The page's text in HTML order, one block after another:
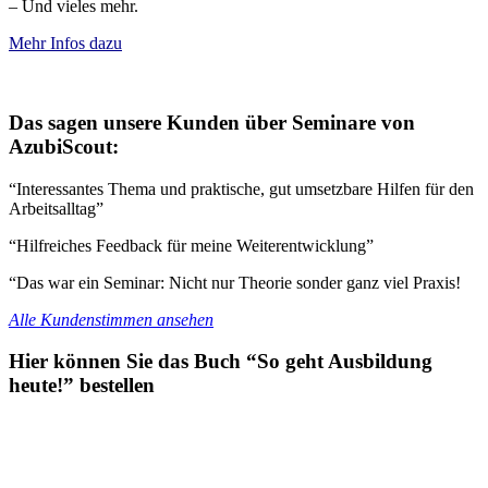
– Und vieles mehr.
Mehr Infos dazu
Das sagen unsere Kunden über Seminare von
AzubiScout:
“Interessantes Thema und praktische, gut umsetzbare Hilfen für den
Arbeitsalltag”
“Hilfreiches Feedback für meine Weiterentwicklung”
“Das war ein Seminar: Nicht nur Theorie sonder ganz viel Praxis!
Alle Kundenstimmen ansehen
Hier können Sie das Buch “So geht Ausbildung
heute!” bestellen